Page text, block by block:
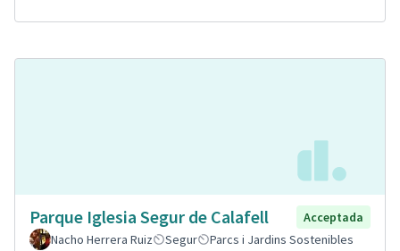
Parque Iglesia Segur de Calafell
Acceptada
Nacho Herrera Ruiz
Segur
Parcs i Jardins Sostenibles